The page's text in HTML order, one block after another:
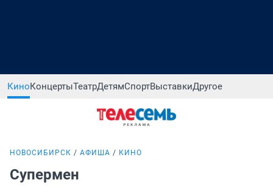
КиноКонцертыТеатрДетямСпортВыставкиДругое
НОВОСИБИРСК АФИША КИНО
Супермен